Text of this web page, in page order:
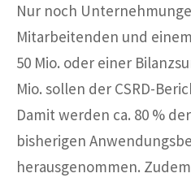
Nur noch
Mitarbeitenden und
50 Mio. oder einer
Mio. sollen der CSRD-
Damit werden ca. 80 %
bisherigen
herausgenommen.